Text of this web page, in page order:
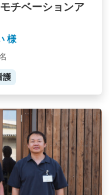
チベーションア
様
護